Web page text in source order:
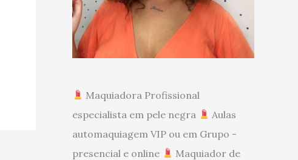
Maquiadora Profissional
especialista em pele negra
Aulas
automaquiagem VIP ou em Grupo -
presencial e online
Maquiador de